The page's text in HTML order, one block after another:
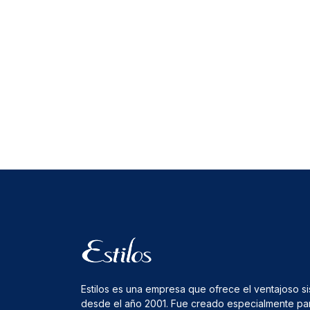
Estilos es una empresa que ofrece el ventajoso
desde el año 2001. Fue creado especialmente